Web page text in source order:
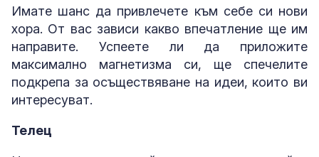
Имате шанс да привлечете към себе си нови
хора. От вас зависи какво впечатление ще им
направите. Успеете ли да приложите
максимално магнетизма си, ще спечелите
подкрепа за осъществяване на идеи, които ви
интересуват.
Телец